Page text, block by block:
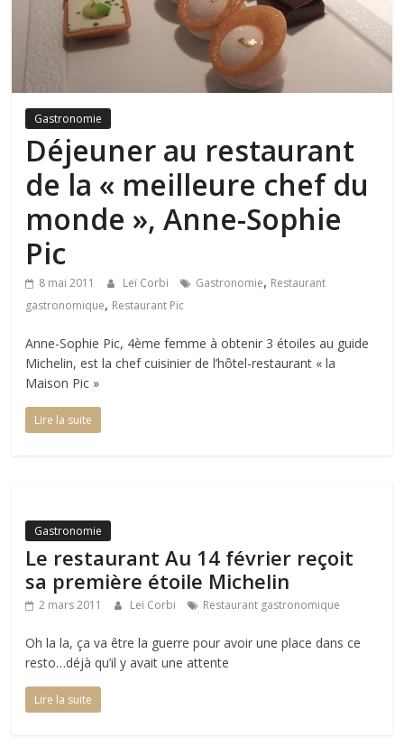
Gastronomie
Déjeuner au restaurant
de la « meilleure chef du
monde », Anne-Sophie
Pic
8 mai 2011 Leï Corbi Gastronomie, Restaurant
gastronomique, Restaurant Pic
Anne-Sophie Pic, 4ème femme à obtenir 3 étoiles au guide
Michelin, est la chef cuisinier de l’hôtel-restaurant « la
Maison Pic »
Lire la suite
Gastronomie
Le restaurant Au 14 février reçoit
sa première étoile Michelin
2 mars 2011 Leï Corbi Restaurant gastronomique
Oh la la, ça va être la guerre pour avoir une place dans ce
resto…déjà qu’il y avait une attente
Lire la suite